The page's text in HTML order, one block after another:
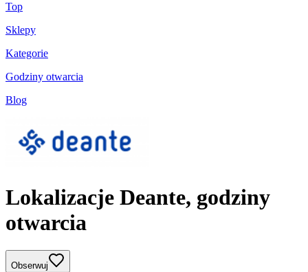
Top
Sklepy
Kategorie
Godziny otwarcia
Blog
Lokalizacje Deante, godziny
otwarcia
Obserwuj